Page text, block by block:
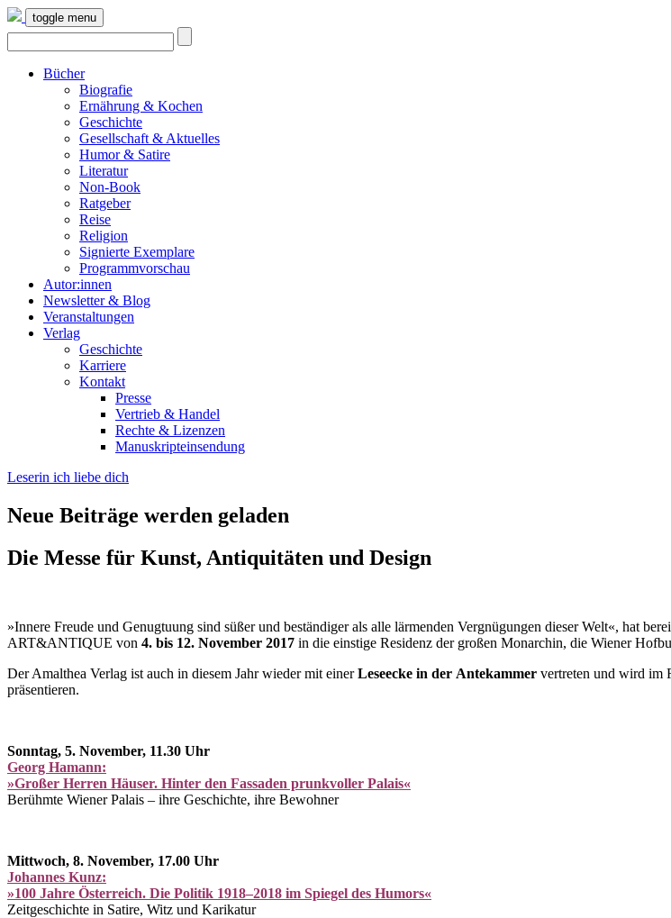
toggle menu
Bücher
Biografie
Ernährung & Kochen
Geschichte
Gesellschaft & Aktuelles
Humor & Satire
Literatur
Non-Book
Ratgeber
Reise
Religion
Signierte Exemplare
Programmvorschau
Autor:innen
Newsletter & Blog
Veranstaltungen
Verlag
Geschichte
Karriere
Kontakt
Presse
Vertrieb & Handel
Rechte & Lizenzen
Manuskripteinsendung
Leserin ich liebe dich
Neue Beiträge werden geladen
Die Messe für Kunst, Antiquitäten und Design
»Innere Freude und Genugtuung sind süßer und beständiger als alle lärmenden Vergnügungen dieser Welt«, hat
ART&ANTIQUE von 4. bis 12. November 2017 in die einstige Residenz der großen Monarchin, die Wiener
Der Amalthea Verlag ist auch in diesem Jahr wieder mit einerLeseecke in der Antekammer vertreten und wird im
präsentieren.
Sonntag, 5. November, 11.30 Uhr
Georg Hamann:
»Großer Herren Häuser. Hinter den Fassaden prunkvoller Palais«
Berühmte Wiener Palais – ihre Geschichte, ihre Bewohner
Mittwoch, 8. November, 17.00 Uhr
Johannes Kunz:
»100 Jahre Österreich. Die Politik 1918–2018 im Spiegel des Humors«
Zeitgeschichte in Satire, Witz und Karikatur